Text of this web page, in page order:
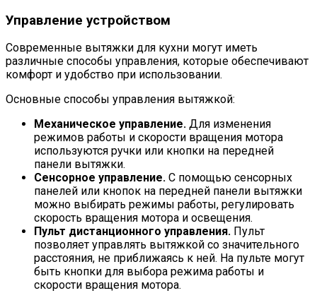
Управление устройством
Современные вытяжки для кухни могут иметь
различные способы управления, которые обеспечивают
комфорт и удобство при использовании.
Основные способы управления вытяжкой:
Механическое управление. Для изменения
режимов работы и скорости вращения мотора
используются ручки или кнопки на передней
панели вытяжки.
Сенсорное управление. С помощью сенсорных
панелей или кнопок на передней панели вытяжки
можно выбирать режимы работы, регулировать
скорость вращения мотора и освещения.
Пульт дистанционного управления. Пульт
позволяет управлять вытяжкой со значительного
расстояния, не приближаясь к ней. На пульте могут
быть кнопки для выбора режима работы и
скорости вращения мотора.